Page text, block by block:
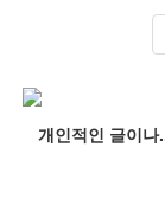
개인적인 글이